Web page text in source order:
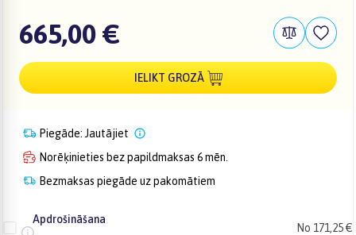
665,00 €
IELIKT GROZĀ
Piegāde: Jautājiet
Norēķinieties bez papildmaksas 6 mēn.
Bezmaksas piegāde uz pakomātiem
Apdrošināšana
No 171,25 €